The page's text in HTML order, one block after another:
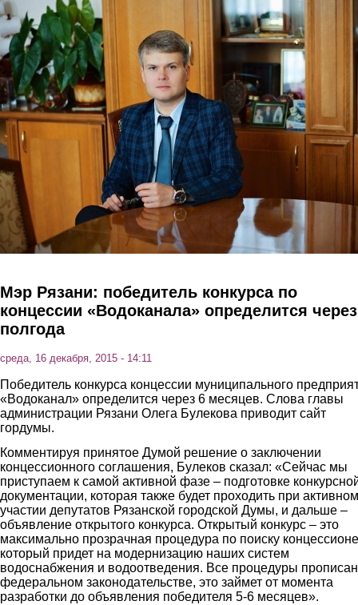
Перейти к основному содержанию
Мэр Рязани: победитель конкурса по
концессии «Водоканала» определится через
полгода
среда, 16 декабря, 2015 - 14:11
Победитель конкурса концессии муниципального
«Водоканал» определится через 6 месяцев. Слова главы
администрации Рязани Олега Булекова приводит сайт
гордумы.
Комментируя принятое Думой решение о заключении
концессионного соглашения, Булеков сказал: «Сейчас мы
приступаем к самой активной фазе – подготовке
документации, которая также будет проходить при активном
участии депутатов Рязанской городской Думы, и дальше –
объявление открытого конкурса. Открытый конкурс – это
максимально прозрачная процедура по поиску
который придет на модернизацию наших систем
водоснабжения и водоотведения. Все процедуры
федеральном законодательстве, это займет от момента
разработки до объявления победителя 5-6 месяцев».